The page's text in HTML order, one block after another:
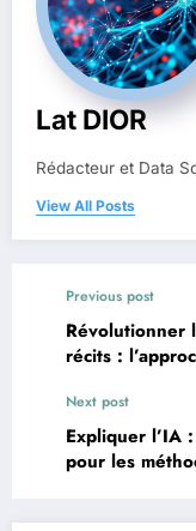
Lat DIOR
Rédacteur et Data
View All Posts
Previous post
Révolutionner
récits :
Next post
Expliquer l’IA
pour les